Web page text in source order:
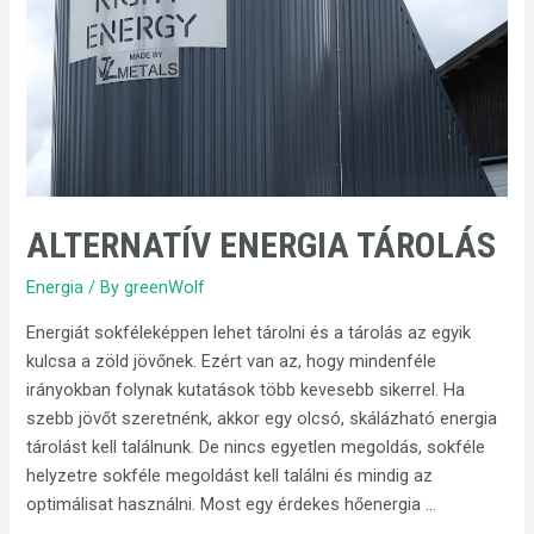
ALTERNATÍV ENERGIA TÁROLÁS
Energia / BygreenWolf
Energiát sokféleképpen lehet tárolni és a tárolás az egyik
kulcsa a zöld jövőnek. Ezért van az, hogy mindenféle
irányokban folynak kutatások több kevesebb sikerrel. Ha
szebb jövőt szeretnénk, akkor egy olcsó, skálázható energia
tárolást kell találnunk. De nincs egyetlen megoldás, sokféle
helyzetre sokféle megoldást kell találni és mindig az
optimálisat használni. Most egy érdekes hőenergia …